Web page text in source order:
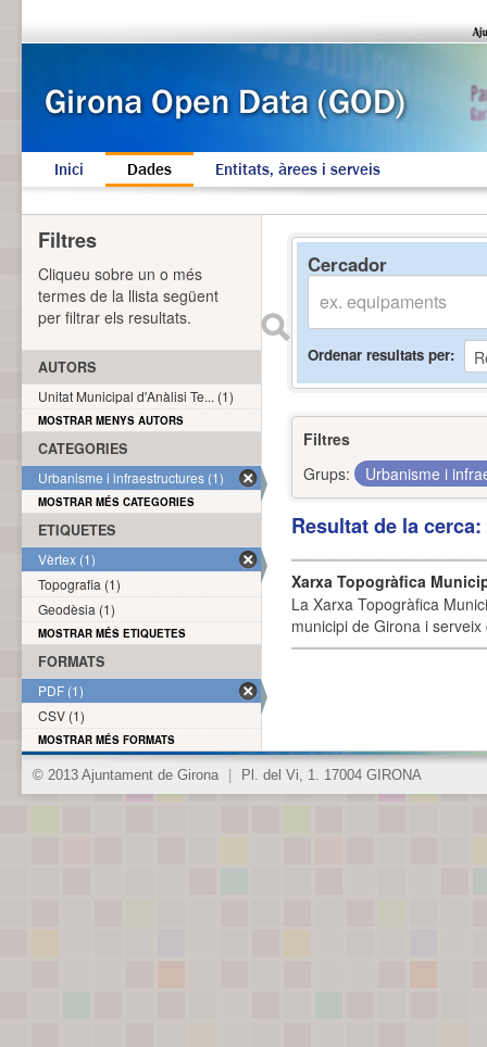
Inici Dades Entitats, àrees i serveis
Cercador
Ordenar resultats per
Filtres
Grups:
Urbanisme i
Resultat de la
Xarxa Topogràfica
La Xarxa Topogràfica
municipi de Girona i
Filtres
Cliqueu sobre un o més
termes de la llista següent
per filtrar els resultats.
AUTORS
Unitat Municipal d'Anàlisi Te... (1)
MOSTRAR MENYS AUTORS
CATEGORIES
Urbanisme i infraestructures (1)
MOSTRAR MÉS CATEGORIES
ETIQUETES
Vèrtex (1)
Topografia (1)
Geodèsia (1)
MOSTRAR MÉS ETIQUETES
FORMATS
PDF (1)
CSV (1)
MOSTRAR MÉS FORMATS
© 2013 Ajuntament de Girona Pl. del Vi, 1. 17004 GIRONA